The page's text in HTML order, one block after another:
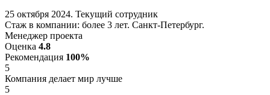
25 октября 2024. Текущий сотрудник
Стаж в компании: более 3 лет. Санкт-Петербург.
Менеджер проекта
Оценка 4.8
Рекомендация 100%
5
Компания делает мир лучше
5